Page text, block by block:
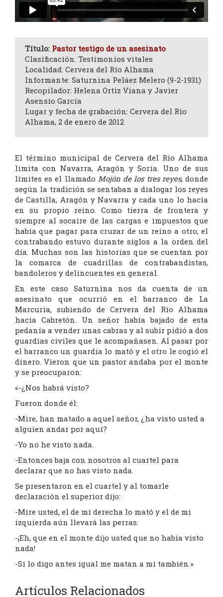
Título: Pastor testigo de un asesinato
Clasificación: Testimonios vitales
Localidad: Cervera del Río Alhama
Informante: Saturnina Peláez Melero (9-2-1931)
Recopilador: Helena Ortíz Viana y Javier
Asensio García
Lugar y fecha de grabación: Cervera del Río
Alhama, 2 de enero de 2012
El término municipal de Cervera del Río Alhama
limita con Navarra, Aragón y Soria. Uno de sus
límites es el llamado Mojón de los tres reyes, donde
según la tradición se sentaban a dialogar los reyes
de Castilla, Aragón y Navarra y cada uno lo hacía
en su propio reino. Como tierra de frontera y
siempre al socaire de las cargas e impuestos que
había que pagar para cruzar de un reino a otro, el
contrabando estuvo durante siglos a la orden del
día. Muchas son las historias que se cuentan por
la comarca de cuadrillas de contrabandistas,
bandoleros y delincuentes en general.
En este caso Saturnina nos da cuenta de un
asesinato que ocurrió en el barranco de La
Marcuria, subiendo de Cervera del Río Alhama
hacia Cabretón. Un señor había bajado de esta
pedanía a vender unas cabras y al subir pidió a dos
guardias civiles que le acompañasen. Al pasar por
el barranco un guardia lo mató y el otro le cogió el
dinero. Vieron que un pastor andaba por el monte
y se preocuparon:
«-¿Nos habrá visto?
Fueron donde él:
-Mire, han matado a aquel señor, ¿ha visto usted a
alguien andar por aquí?
-Yo no he visto nada.
-Entonces baja con nosotros al cuartel para
declarar que no has visto nada.
Se presentaron en el cuartel y al tomarle
declaración el superior dijo:
-Mire usted, el de mi derecha lo mató y el de mi
izquierda aún llevará las perras.
-¡Eh, que en el monte dijo usted que no había visto
nada!
-Si lo digo antes igual me matan a mí también.»
Artículos Relacionados